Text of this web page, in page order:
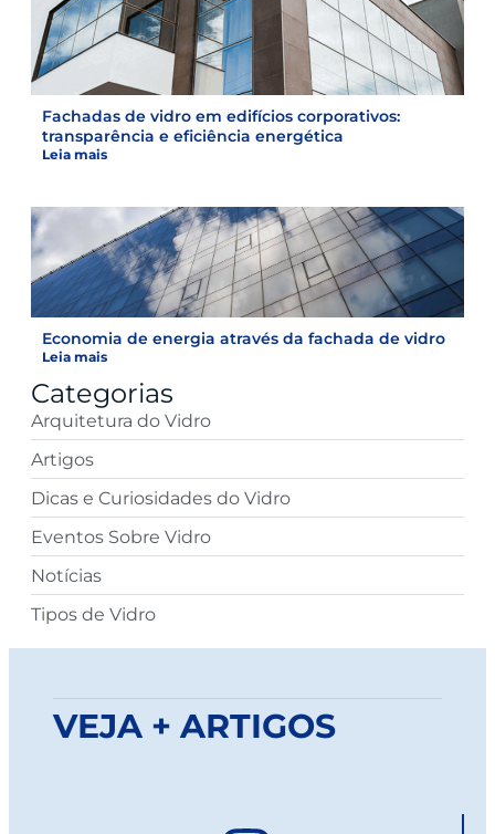
Fachadas de vidro em edifícios corporativos:
transparência e eficiência energética
Leia mais
Economia de energia através da fachada de vidro
Leia mais
Categorias
Arquitetura do Vidro
Artigos
Dicas e Curiosidades do Vidro
Eventos Sobre Vidro
Notícias
Tipos de Vidro
VEJA + ARTIGOS